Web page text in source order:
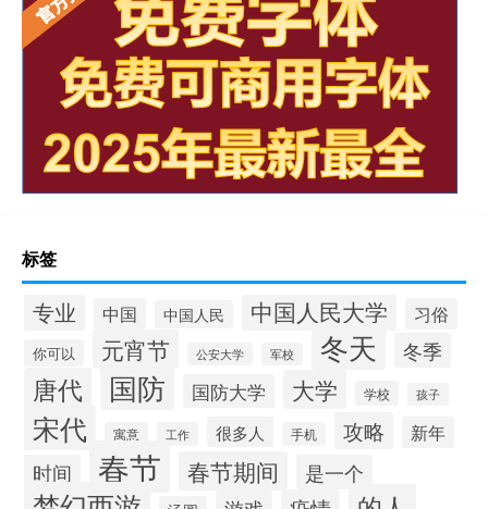
标签
专业 中国 中国人民 中国人民大学 习俗
你可以 元宵节 公安大学 军校 冬天 冬季
唐代 国防 国防大学 大学 学校 孩子
宋代 寓意 工作 很多人 手机 攻略 新年
时间 春节 春节期间 是一个